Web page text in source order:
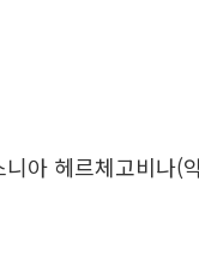
아 헤르체고비나(